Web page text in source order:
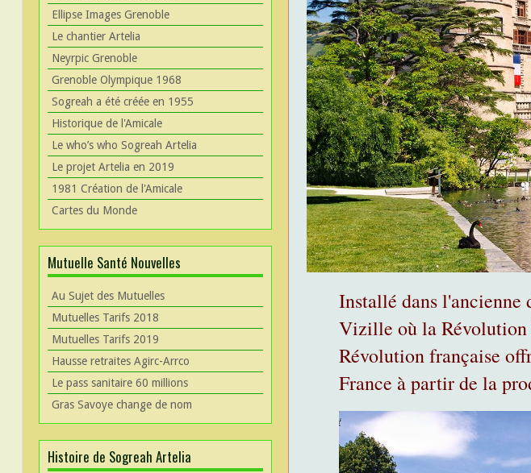
Ellipse Images Grenoble
Le chantier Artelia
Neyrpic Grenoble
Grenoble Olympique 1968
Sogreah a été créée en 1955
Historique de l'Amicale
Le who’s who Sogreah Artelia
Le projet Artelia en 2019
1981 Création de l'Amicale
Cartes du Monde
Mutuelle Santé Nouvelles
Au Sujet des Mutuelles
Mutuelles Tarifs 2018
Mutuelles Tarifs 2019
Hausse retraites Agirc-Arrco
Le pass sanitaire 60 millions
Gras Savoye change de nom
Histoire de Sogreah Artelia
Installé dans l'ancienne
Vizille où la Révolution
Révolution française
France à partir de la